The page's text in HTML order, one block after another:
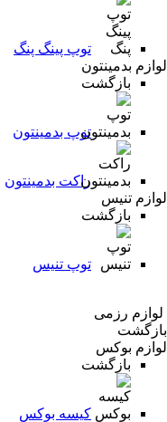
توپ پینگ پنگ
لوازم بدمینتون
بازگشت
توپ بدمینتون
راکت بدمینتون
لوازم تنیس
بازگشت
توپ تنیس
لوازم رزمی
بازگشت
لوازم بوکس
بازگشت
کیسه بوکس